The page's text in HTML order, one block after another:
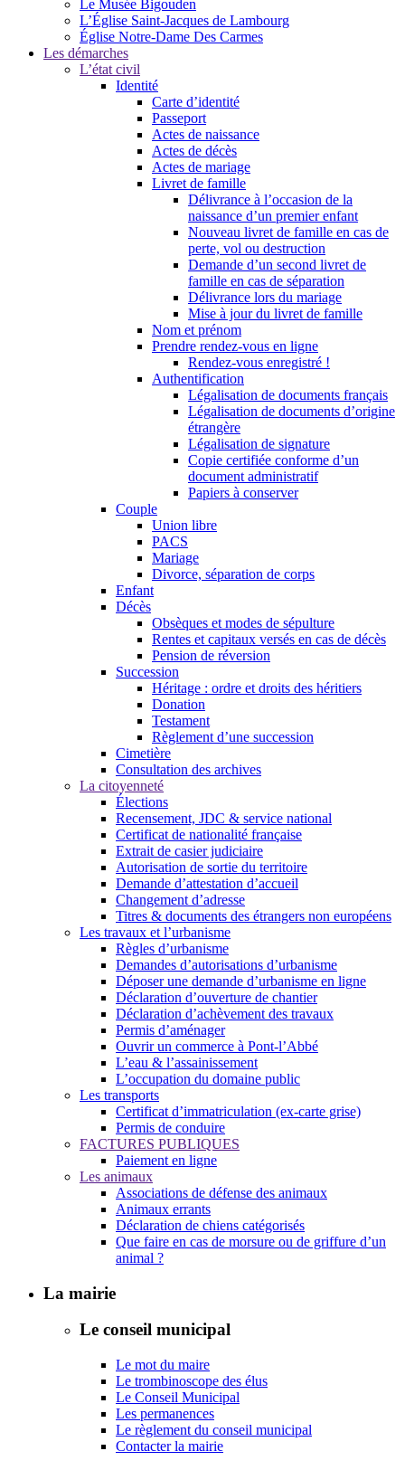
Le Musée Bigouden
L’Église Saint-Jacques de Lambourg
Église Notre-Dame Des Carmes
Les démarches
L’état civil
Identité
Carte d’identité
Passeport
Actes de naissance
Actes de décès
Actes de mariage
Livret de famille
Délivrance à l’occasion de la
naissance d’un premier enfant
Nouveau livret de famille en cas de
perte, vol ou destruction
Demande d’un second livret de
famille en cas de séparation
Délivrance lors du mariage
Mise à jour du livret de famille
Nom et prénom
Prendre rendez-vous en ligne
Rendez-vous enregistré !
Authentification
Légalisation de documents français
Légalisation de documents d’origine
étrangère
Légalisation de signature
Copie certifiée conforme d’un
document administratif
Papiers à conserver
Couple
Union libre
PACS
Mariage
Divorce, séparation de corps
Enfant
Décès
Obsèques et modes de sépulture
Rentes et capitaux versés en cas de décès
Pension de réversion
Succession
Héritage : ordre et droits des héritiers
Donation
Testament
Règlement d’une succession
Cimetière
Consultation des archives
La citoyenneté
Élections
Recensement, JDC & service national
Certificat de nationalité française
Extrait de casier judiciaire
Autorisation de sortie du territoire
Demande d’attestation d’accueil
Changement d’adresse
Titres & documents des étrangers non européens
Les travaux et l’urbanisme
Règles d’urbanisme
Demandes d’autorisations d’urbanisme
Déposer une demande d’urbanisme en ligne
Déclaration d’ouverture de chantier
Déclaration d’achèvement des travaux
Permis d’aménager
Ouvrir un commerce à Pont-l’Abbé
L’eau & l’assainissement
L’occupation du domaine public
Les transports
Certificat d’immatriculation (ex-carte grise)
Permis de conduire
FACTURES PUBLIQUES
Paiement en ligne
Les animaux
Associations de défense des animaux
Animaux errants
Déclaration de chiens catégorisés
Que faire en cas de morsure ou de griffure d’un
animal ?
La mairie
Le conseil municipal
Le mot du maire
Le trombinoscope des élus
Le Conseil Municipal
Les permanences
Le règlement du conseil municipal
Contacter la mairie